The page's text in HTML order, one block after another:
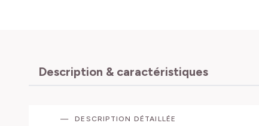
Description & caractéristiques
DESCRIPTION DÉTAILLÉE